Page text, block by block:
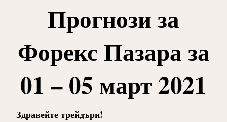
Прогнози за
Форекс Пазара за
01 – 05 март 2021
Здравейте трейдъри!